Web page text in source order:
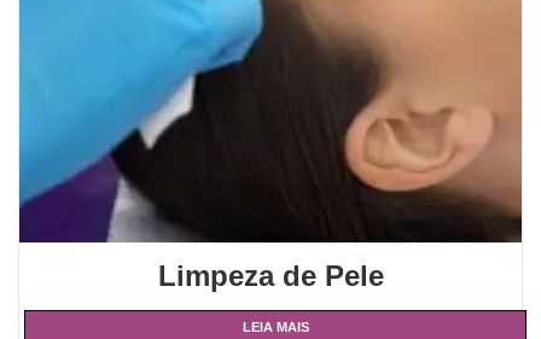
Limpeza de Pele
LEIA MAIS